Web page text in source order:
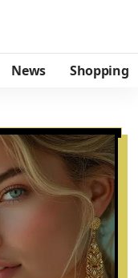
News Shopping